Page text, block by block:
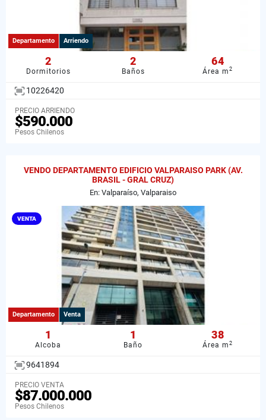
Departamento Arriendo
2
Dormitorios
2
Baños
64
Área m2
10226420
PRECIO ARRIENDO
$590.000
Pesos Chilenos
VENDO DEPARTAMENTO EDIFICIO VALPARAISO PARK (AV.
BRASIL - GRAL CRUZ)
En: Valparaíso, Valparaiso
VENTA
Departamento Venta
1
Alcoba
1
Baño
38
Área m2
9641894
PRECIO VENTA
$87.000.000
Pesos Chilenos